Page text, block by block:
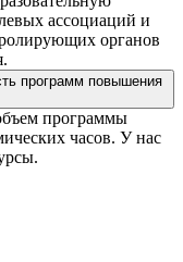
ассоциаций и
органов
программ повышения
программы
часов. У нас